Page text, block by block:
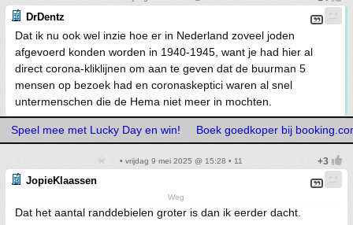
DrDentz
Dat ik nu ook wel inzie hoe er in Nederland zoveel joden
afgevoerd konden worden in 1940-1945, want je had hier al
direct corona-kliklijnen om aan te geven dat de buurman 5
mensen op bezoek had en coronaskeptici waren al snel
untermenschen die de Hema niet meer in mochten.
Speel mee met Lucky Day en win! Boek goedkoper bij
• vrijdag 9 mei 2025 @ 15:28 • 11
JopieKlaassen
Weg
Dat het aantal randdebielen groter is dan ik eerder dacht.